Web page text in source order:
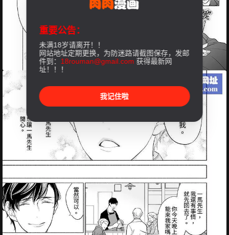
重要公告：
未满18岁请离开！！
网站地址定期更换，为防迷路请截图保存，发邮
件到： 18rouman@gmail.com 获得最新网
址！！！
我记住啦